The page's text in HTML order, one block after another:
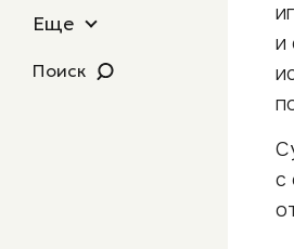
Еще
Поиск
и
с